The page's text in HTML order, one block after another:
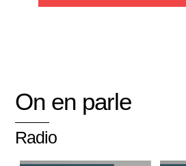
On en parle
Radio